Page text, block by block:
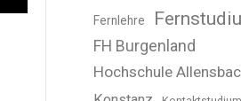
Fernlehre
FH Burgenland
Hochschule